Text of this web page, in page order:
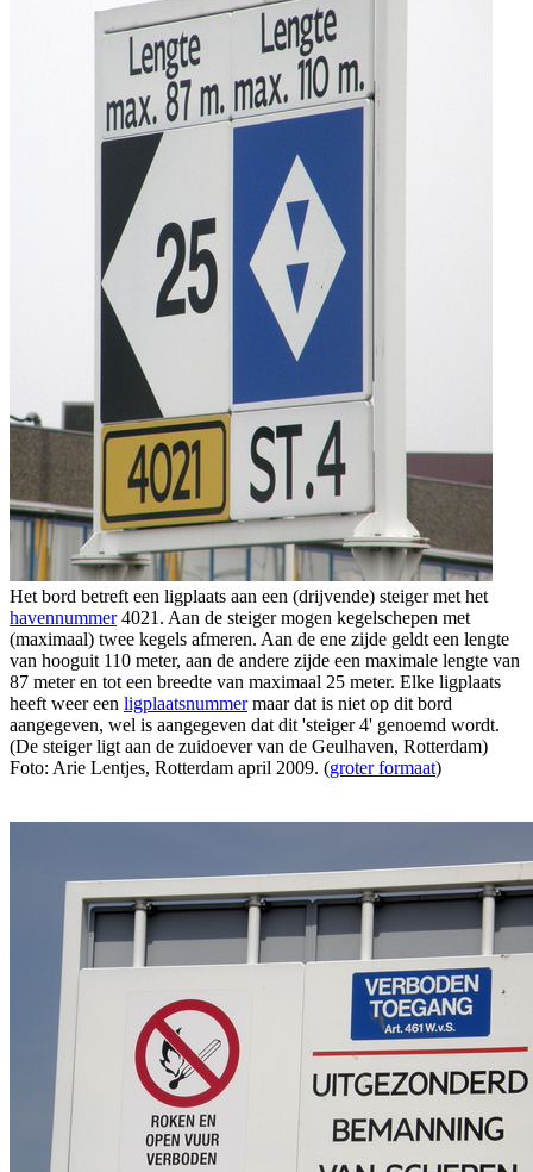
Het bord betreft een ligplaats aan een (drijvende) steiger met het
havennummer4021. Aan de steiger mogen kegelschepen met
(maximaal) twee kegels afmeren. Aan de ene zijde geldt een lengte
van hooguit 110 meter, aan de andere zijde een maximale lengte van
87 meter en tot een breedte van maximaal 25 meter. Elke ligplaats
heeft weer een ligplaatsnummermaar dat is niet op dit bord
aangegeven, wel is aangegeven dat dit 'steiger 4' genoemd wordt.
(De steiger ligt aan de zuidoever van de Geulhaven, Rotterdam)
Foto: Arie Lentjes, Rotterdam april 2009. (groter formaat)